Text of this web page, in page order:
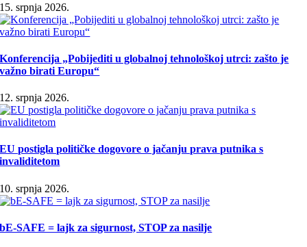
15. srpnja 2026.
Konferencija „Pobijediti u globalnoj tehnološkoj utrci: zašto je
važno birati Europu“
12. srpnja 2026.
EU postigla političke dogovore o jačanju prava putnika s
invaliditetom
10. srpnja 2026.
bE-SAFE = lajk za sigurnost, STOP za nasilje